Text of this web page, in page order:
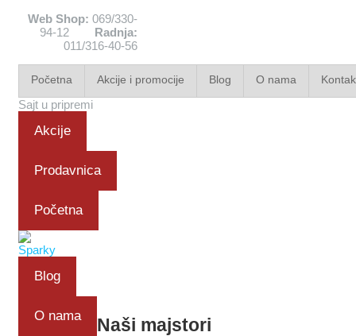
Web Shop: 069/330-
94-12 Radnja:
011/316-40-56
Početna Akcije i promocije Blog O nama
Sajt u pripremi
Akcije
Prodavnica
Početna
Blog
O nama Naši majstori